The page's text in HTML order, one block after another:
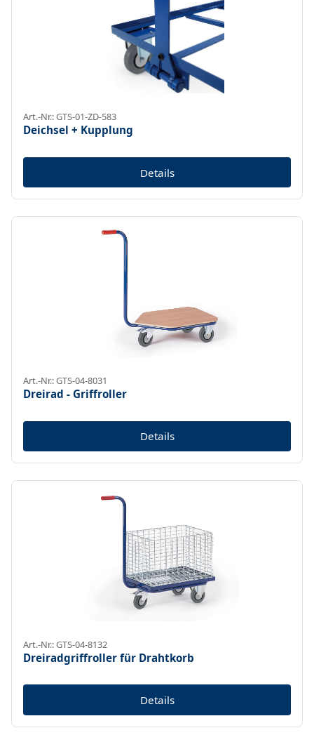
Art.-Nr.: GTS-01-ZD-583
Deichsel + Kupplung
Details
Art.-Nr.: GTS-04-8031
Dreirad - Griffroller
Details
Art.-Nr.: GTS-04-8132
Dreiradgriffroller für Drahtkorb
Details